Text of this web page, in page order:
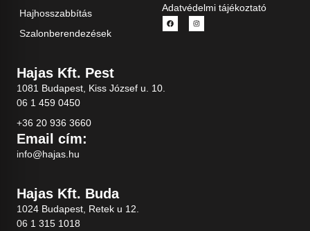
Hajhosszabbítás
Szalonberendezések
Adatvédelmi tájékoztató
Hajas Kft. Pest
1081 Budapest, Kiss József u. 10.
06 1 459 0450
+36 20 936 3660
Email cím:
info@hajas.hu
Hajas Kft. Buda
1024 Budapest, Retek u 12.
06 1 315 1018